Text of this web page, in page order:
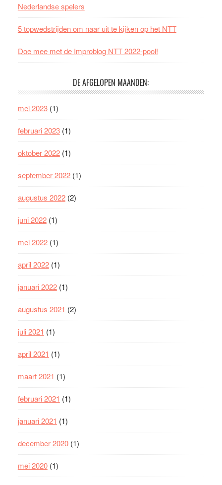
Nederlandse spelers
5 topwedstrijden om naar uit te kijken op het NTT
Doe mee met de Improblog NTT 2022-pool!
DE AFGELOPEN MAANDEN:
mei 2023(1)
februari 2023(1)
oktober 2022(1)
september 2022(1)
augustus 2022(2)
juni 2022(1)
mei 2022(1)
april 2022(1)
januari 2022(1)
augustus 2021 (2)
juli 2021 (1)
april 2021 (1)
maart 2021 (1)
februari 2021 (1)
januari 2021 (1)
december 2020(1)
mei 2020(1)